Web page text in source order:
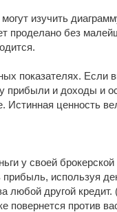
изучить
проделано без
показателях.
и доходы и
ценность
у своей
используя
любой другой
повернется против